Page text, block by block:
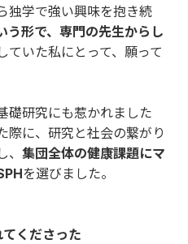
独学で強い興味を抱き続
う形で、専門の先生からし
ていた私にとって、願って
礎研究にも惹かれました
際に、研究と社会の繋がり
集団全体の健康課題にマ
を選びました。
くださった